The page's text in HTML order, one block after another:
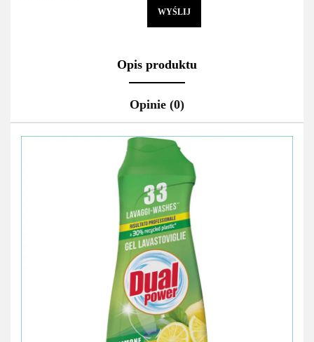
WYŚLIJ
Opis produktu
Opinie (0)